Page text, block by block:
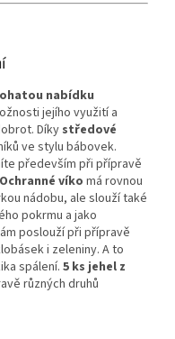
nabídku
jejího využití a
Díky středové
ve stylu bábovek.
především při přípravě
Ochranné víko má rovnou
nádobu, ale slouží také
pokrmu a jako
poslouží při přípravě
i zeleniny. A to
spálení. 5 ks jehel z
různých druhů